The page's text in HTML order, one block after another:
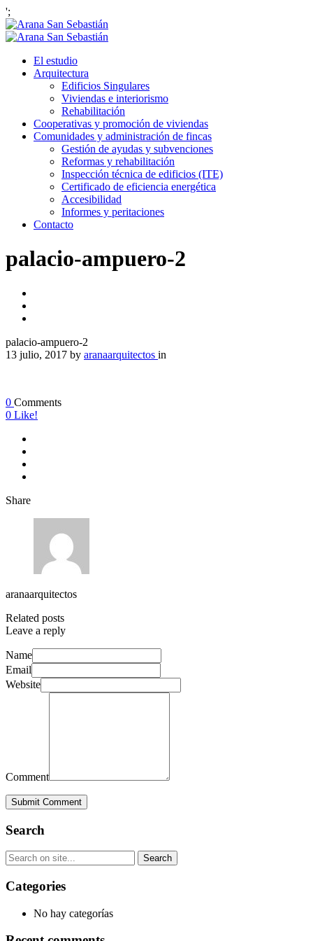
';
El estudio
Arquitectura
Edificios Singulares
Viviendas e interiorismo
Rehabilitación
Cooperativas y promoción de viviendas
Comunidades y administración de fincas
Gestión de ayudas y subvenciones
Reformas y rehabilitación
Inspección técnica de edificios (ITE)
Certificado de eficiencia energética
Accesibilidad
Informes y peritaciones
Contacto
palacio-ampuero-2
palacio-ampuero-2
13 julio, 2017 by aranaarquitectos in
0 Comments
0 Like!
Share
aranaarquitectos
Related posts
Leave a reply
Name
Email
Website
Comment
Submit Comment
Search
Categories
No hay categorías